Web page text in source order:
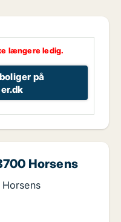
længere ledig.
på
Horsens